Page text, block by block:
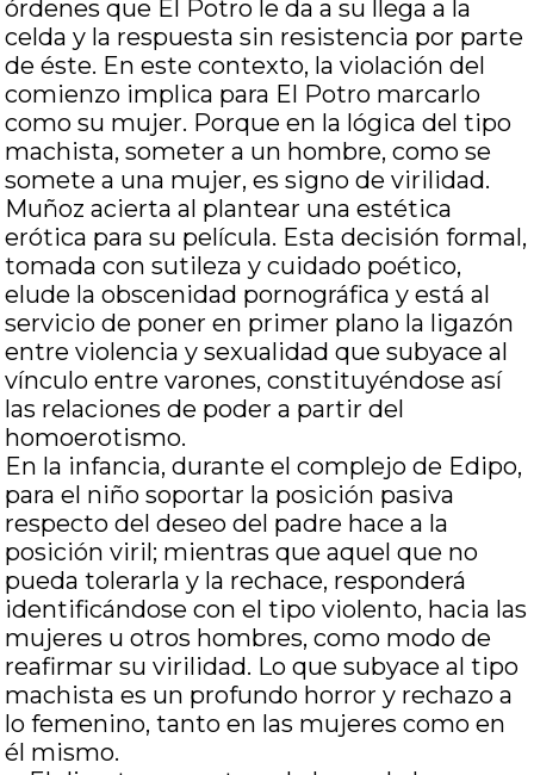
órdenes que El Potro le da a su llega a la
celda y la respuesta sin resistencia por parte
de éste. En este contexto, la violación del
comienzo implica para El Potro marcarlo
como su mujer. Porque en la lógica del tipo
machista, someter a un hombre, como se
somete a una mujer, es signo de virilidad.
Muñoz acierta al plantear una estética
erótica para su película. Esta decisión formal,
tomada con sutileza y cuidado poético,
elude la obscenidad pornográfica y está al
servicio de poner en primer plano la ligazón
entre violencia y sexualidad que subyace al
vínculo entre varones, constituyéndose así
las relaciones de poder a partir del
homoerotismo.
En la infancia, durante el complejo de Edipo,
para el niño soportar la posición pasiva
respecto del deseo del padre hace a la
posición viril; mientras que aquel que no
pueda tolerarla y la rechace, responderá
identificándose con el tipo violento, hacia las
mujeres u otros hombres, como modo de
reafirmar su virilidad. Lo que subyace al tipo
machista es un profundo horror y rechazo a
lo femenino, tanto en las mujeres como en
él mismo.